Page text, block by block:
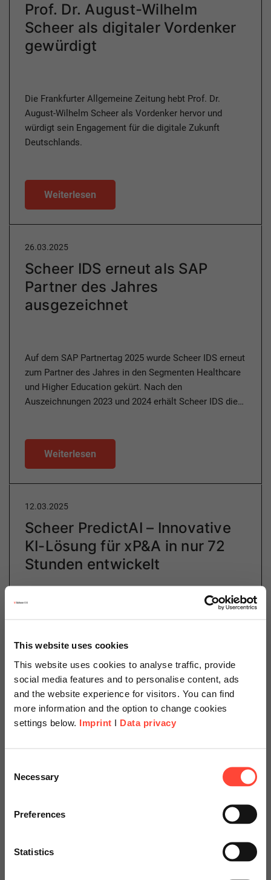
This website uses cookies
This website uses cookies to analyse traffic, provide
social media features and to personalise content, ads
and the website experience for visitors. You can find
more information and the option to change cookies
settings below. Imprint I Data privacy
Selection
Necessary
Preferences
Statistics
Prof. Dr. August-Wilhelm
Scheer als digitaler Vordenker
gewürdigt
Die Frankfurter Allgemeine Zeitung hebt Prof. Dr.
August-Wilhelm Scheer als Vordenker hervor und
würdigt sein Engagement für die digitale Zukunft
Deutschlands.
Weiterlesen
26.03.2025
Scheer IDS erneut als SAP
Partner des Jahres
ausgezeichnet
Auf dem SAP Partnertag 2025 wurde Scheer IDS erneut
zum Partner des Jahres in den Segmenten Healthcare
und Higher Education gekürt. Nach den
Auszeichnungen 2023 und 2024 erhält Scheer IDS die…
Weiterlesen
12.03.2025
Scheer PredictAI – Innovative
KI-Lösung für xP&A in nur 72
Stunden entwickelt
die KI-gestützte SaaS BTP-Lösung für effizientere
Planung. Entdecken Sie die smarte Erweiterung des…
Weiterlesen
Scheer Gruppe setzt auf
besserer Service, stärkere
specially adapted offers and